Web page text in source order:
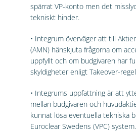
spärrat VP-konto men det
tekniskt hinder.
• Integrum överväger att till
(AMN) hänskjuta frågorna om
uppfyllt och om budgivaren har
skyldigheter enligt Takeover-
• Integrums uppfattning är att
mellan budgivaren och
kunnat lösa eventuella tekniska
Euroclear Swedens (VPC) system.